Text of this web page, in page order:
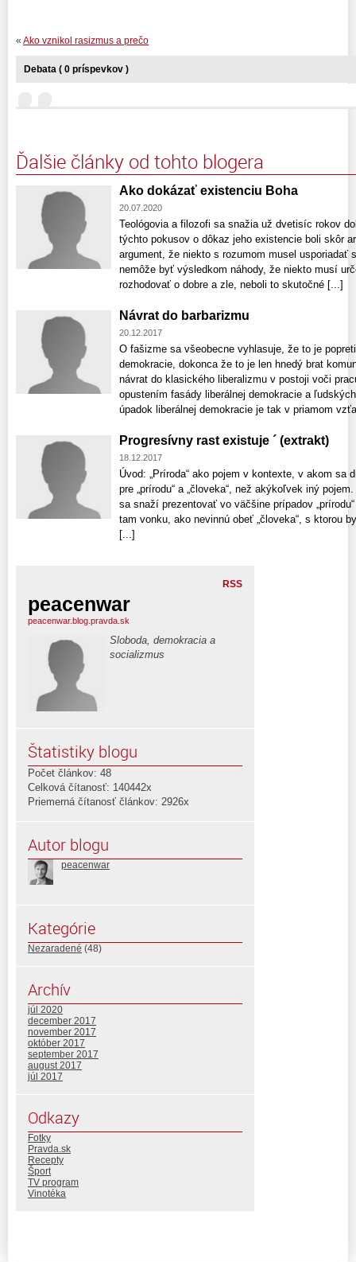
« Ako vznikol rasizmus a prečo
Debata ( 0 príspevkov )
Ďalšie články od tohto blogera
Ako dokázať existenciu Boha
20.07.2020
Teológovia a filozofi sa snažia už dvetisíc rokov
týchto pokusov o dôkaz jeho existencie boli skôr
argument, že niekto s rozumom musel usporiadať
nemôže byť výsledkom náhody, že niekto musí
rozhodovať o dobre a zle, neboli to skutočné [...]
Návrat do barbarizmu
20.12.2017
O fašizme sa všeobecne vyhlasuje, že to je
demokracie, dokonca že to je len hnedý brat
návrat do klasického liberalizmu v postoji voči
opustením fasády liberálnej demokracie a
úpadok liberálnej demokracie je tak v priamom
Progresívny rast existuje ´ (extrakt)
18.12.2017
Úvod: „Príroda“ ako pojem v kontexte, v akom sa
pre „prírodu“ a „človeka“, než akýkoľvek iný
sa snaží prezentovať vo väčšine prípadov
tam vonku, ako nevinnú obeť „človeka“, s ktorou
[...]
RSS
peacenwar
peacenwar.blog.pravda.sk
Sloboda, demokracia a
socializmus
Štatistiky blogu
Počet článkov: 48
Celková čítanosť: 140442x
Priemerná čítanosť článkov: 2926x
Autor blogu
peacenwar
Kategórie
Nezaradené (48)
Archív
júl 2020
december 2017
november 2017
október 2017
september 2017
august 2017
júl 2017
Odkazy
Fotky
Pravda.sk
Recepty
Šport
TV program
Vinotéka